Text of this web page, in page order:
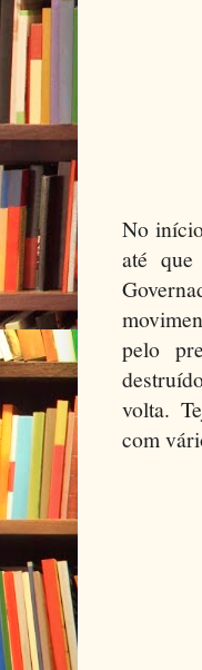
No
até
pelo
volta.
com